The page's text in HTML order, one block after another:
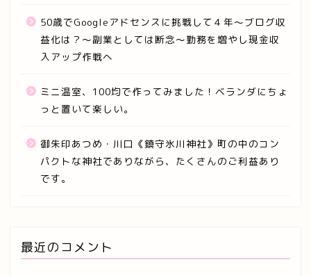
50歳でGoogleアドセンスに挑戦して４年～ブログ収
益化は？～副業としては断念～勤務を増やし現金収
入アップ作戦へ
ミニ温室、100均で作ってみました！ベランダにちょ
っと置いて楽しい。
御朱印あつめ・川口《鎮守氷川神社》町の中のコン
パクトな神社でありながら、たくさんのご利益あり
です。
最近のコメント